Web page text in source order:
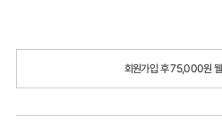
회원가입 후 75,000원